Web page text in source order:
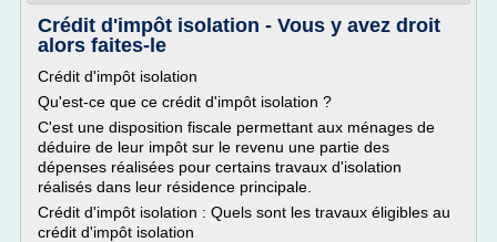
Crédit d'impôt isolation - Vous y avez droit
alors faites-le
Crédit d'impôt isolation
Qu'est-ce que ce crédit d'impôt isolation ?
C'est une disposition fiscale permettant aux ménages de
déduire de leur impôt sur le revenu une partie des
dépenses réalisées pour certains travaux d'isolation
réalisés dans leur résidence principale.
Crédit d'impôt isolation : Quels sont les travaux éligibles au
crédit d'impôt isolation